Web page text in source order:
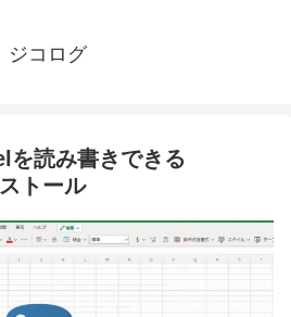
ジコログ
を読み書きできる
トール